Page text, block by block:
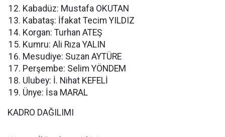
Kabadüz: Mustafa OKUTAN
Kabataş: İfakat Tecim YILDIZ
Korgan: Turhan ATEŞ
Kumru: Ali Rıza YALIN
Mesudiye: Suzan AYTÜRE
Perşembe: Selim YÖNDEM
Ulubey: İ. Nihat KEFELİ
Ünye: İsa MARAL
KADRO DAĞILIMI